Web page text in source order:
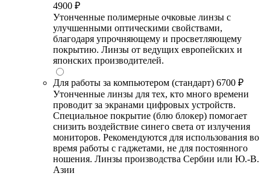
4900 ₽
Утонченные полимерные очковые линзы с
улучшенными оптическими свойствами,
благодаря упрочняющему и просветляющему
покрытию. Линзы от ведущих европейских и
японских производителей.
Для работы за компьютером (стандарт) 6700 ₽
Утонченные линзы для тех, кто много времени
проводит за экранами цифровых устройств.
Специальное покрытие (блю блокер) помогает
снизить воздействие синего света от излучения
мониторов. Рекомендуются для использования во
время работы с гаджетами, не для постоянного
ношения. Линзы производства Сербии или Ю.-В.
Азии